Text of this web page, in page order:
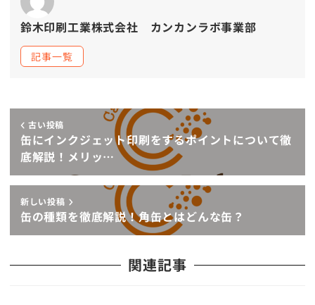
鈴木印刷工業株式会社 カンカンラボ事業部
記事一覧
古い投稿
缶にインクジェット印刷をするポイントについて徹
底解説！メリッ…
新しい投稿
缶の種類を徹底解説！角缶とはどんな缶？
関連記事